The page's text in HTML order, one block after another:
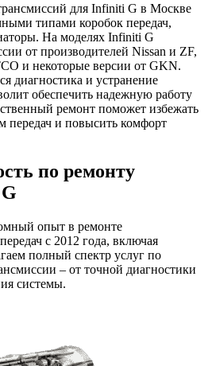
для Infiniti G в Москве
типами коробок передач,
На моделях Infiniti G
от производителей Nissan и ZF,
и некоторые версии от GKN.
диагностика и устранение
обеспечить надежную работу
ремонт поможет избежать
передач и повысить комфорт
по ремонту
опыт в ремонте
с 2012 года, включая
полный спектр услуг по
– от точной диагностики
системы.